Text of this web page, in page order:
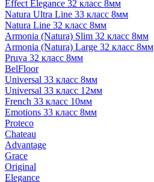
Effect Elegance 32 класс 8мм
Natura Ultra Line 33 класс 8мм
Natura Line 32 класс 8мм
Armonia (Natura) Slim 32 класс 8мм
Armonia (Natura) Large 32 класс 8мм
Pruva 32 класс 8мм
BelFloor
Universal 33 класс 8мм
Universal 33 класс 12мм
French 33 класс 10мм
Emotions 33 класс 8мм
Proteco
Chateau
Advantage
Grace
Original
Elegance